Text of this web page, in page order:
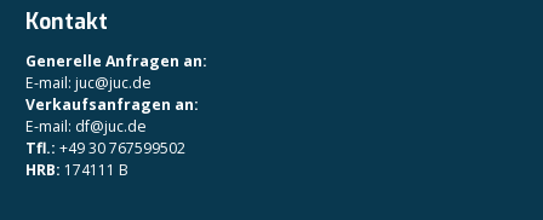
Kontakt
Generelle Anfragen an:
E-mail: juc@juc.de
Verkaufsanfragen an:
E-mail: df@juc.de
Tfl.: +49 30 767599502
HRB: 174111 B